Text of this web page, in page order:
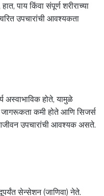
पाय किंवा संपूर्ण शरीराच्या
उपचारांची आवश्यकता
अस्वाभाविक होते, यामुळे
कमी होते आणि सिजर्स
उपचारांची आवश्यक असते.
सेन्सेशन (जाणिवा) नेते.